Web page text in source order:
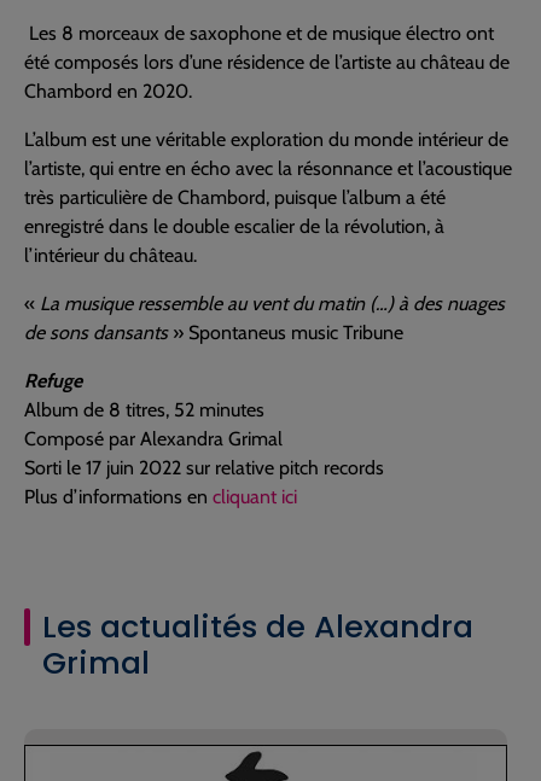
Les 8 morceaux de saxophone et de musique électro ont
été composés lors d’une résidence de l’artiste au château de
Chambord en 2020.
L’album est une véritable exploration du monde intérieur de
l’artiste, qui entre en écho avec la résonnance et l’acoustique
très particulière de Chambord, puisque l’album a été
enregistré dans le double escalier de la révolution, à
l’intérieur du château.
« La musique ressemble au vent du matin (…) à des nuages
de sons dansants» Spontaneus music Tribune
Refuge
Album de 8 titres, 52 minutes
Composé par Alexandra Grimal
Sorti le 17 juin 2022 sur relative pitch records
Plus d’informations en cliquant ici
Les actualités de Alexandra
Grimal